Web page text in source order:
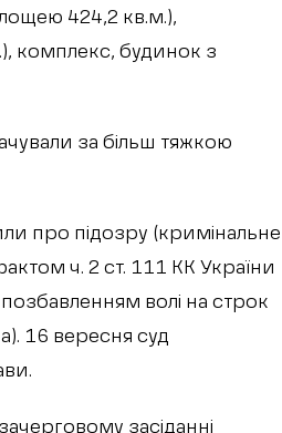
424,2 кв.м.),
комплекс, будинок з
за більш тяжкою
про підозру (кримінальне
ч. 2 ст. 111 КК України
волі на строк
16 вересня суд
засіданні